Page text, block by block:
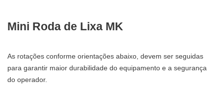
Mini Roda de Lixa MK
As rotações conforme orientações abaixo, devem ser seguidas
para garantir maior durabilidade do equipamento e a segurança
do operador.